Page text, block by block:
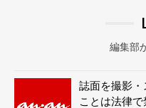
編集部
誌面を撮影
ことは法律で